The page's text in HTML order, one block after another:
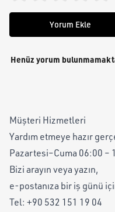
Yorum Ekle
Henüz yorum
Müşteri Hizmetleri
Yardım etmeye hazır
Pazartesi–Cuma 06:00 –
Bizi arayın veya yazın,
e-postanıza bir iş günü
Tel: +90 532 151 19 04